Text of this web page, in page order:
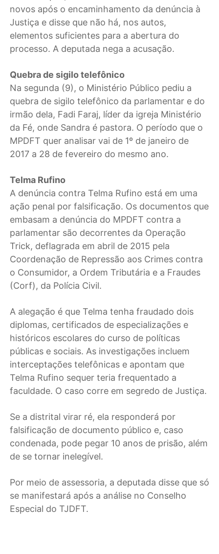
novos após o encaminhamento da denúncia à
Justiça e disse que não há, nos autos,
elementos suficientes para a abertura do
processo. A deputada nega a acusação.
Quebra de sigilo telefônico
Na segunda (9), o Ministério Público pediu a
quebra de sigilo telefônico da parlamentar e do
irmão dela, Fadi Faraj, líder da igreja Ministério
da Fé, onde Sandra é pastora. O período que o
MPDFT quer analisar vai de 1º de janeiro de
2017 a 28 de fevereiro do mesmo ano.
Telma Rufino
A denúncia contra Telma Rufino está em uma
ação penal por falsificação. Os documentos que
embasam a denúncia do MPDFT contra a
parlamentar são decorrentes da Operação
Trick, deflagrada em abril de 2015 pela
Coordenação de Repressão aos Crimes contra
o Consumidor, a Ordem Tributária e a Fraudes
(Corf), da Polícia Civil.
A alegação é que Telma tenha fraudado dois
diplomas, certificados de especializações e
históricos escolares do curso de políticas
públicas e sociais. As investigações incluem
interceptações telefônicas e apontam que
Telma Rufino sequer teria frequentado a
faculdade. O caso corre em segredo de Justiça.
Se a distrital virar ré, ela responderá por
falsificação de documento público e, caso
condenada, pode pegar 10 anos de prisão, além
de se tornar inelegível.
Por meio de assessoria, a deputada disse que só
se manifestará após a análise no Conselho
Especial do TJDFT.